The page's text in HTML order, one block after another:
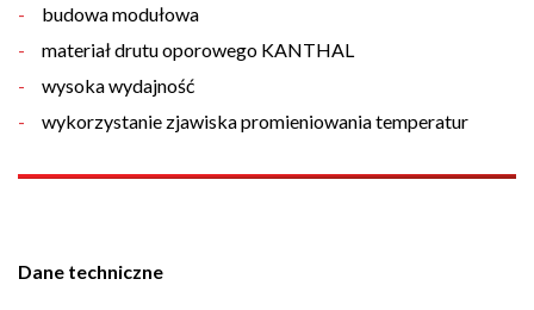
budowa modułowa
materiał drutu oporowego KANTHAL
wysoka wydajność
wykorzystanie zjawiska promieniowania temperatur
Dane techniczne